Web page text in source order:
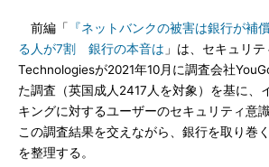
前編「
『ネットバンクの被害は銀行が補
る人が7割 銀行の本音は 」は、セキュリ
Technologiesが2021年10月に調査会社
た調査（英国成人2417人を対象）を基に、
キングに対するユーザーのセキュリティ意
この調査結果を交えながら、銀行を取り巻
を整理する。